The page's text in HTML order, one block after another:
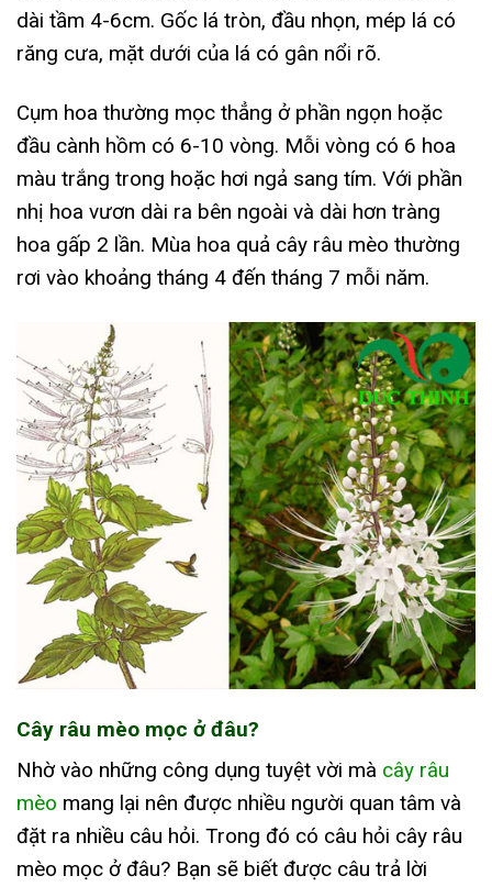
dài tầm 4-6cm. Gốc lá tròn, đầu nhọn, mép lá có
răng cưa, mặt dưới của lá có gân nổi rõ.
Cụm hoa thường mọc thẳng ở phần ngọn hoặc
đầu cành hồm có 6-10 vòng. Mỗi vòng có 6 hoa
màu trắng trong hoặc hơi ngả sang tím. Với phần
nhị hoa vươn dài ra bên ngoài và dài hơn tràng
hoa gấp 2 lần. Mùa hoa quả cây râu mèo thường
rơi vào khoảng tháng 4 đến tháng 7 mỗi năm.
Cây râu mèo mọc ở đâu?
Nhờ vào những công dụng tuyệt vời mà cây râu
mèo mang lại nên được nhiều người quan tâm và
đặt ra nhiều câu hỏi. Trong đó có câu hỏi cây râu
mèo mọc ở đâu? Bạn sẽ biết được câu trả lời